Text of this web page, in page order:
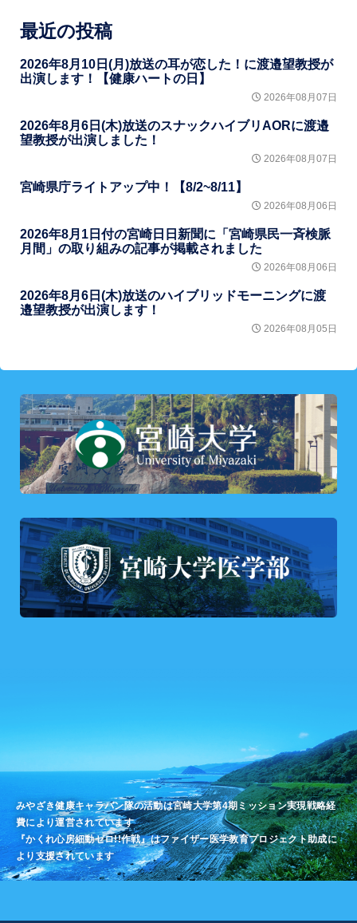
最近の投稿
2026年8月10日(月)放送の耳が恋した！に渡邉望教授が
出演します！【健康ハートの日】
2026年08月07日
2026年8月6日(木)放送のスナックハイブリAORに渡邉
望教授が出演しました！
2026年08月07日
宮崎県庁ライトアップ中！【8/2~8/11】
2026年08月06日
2026年8月1日付の宮崎日日新聞に「宮崎県民一斉検脈
月間」の取り組みの記事が掲載されました
2026年08月06日
2026年8月6日(木)放送のハイブリッドモーニングに渡
邉望教授が出演します！
2026年08月05日
みやざき健康キャラバン隊の活動は宮崎大学第4期ミッション実現戦略経
費により運営されています
『かくれ心房細動ゼロ!!作戦』はファイザー医学教育プロジェクト助成に
より支援されています